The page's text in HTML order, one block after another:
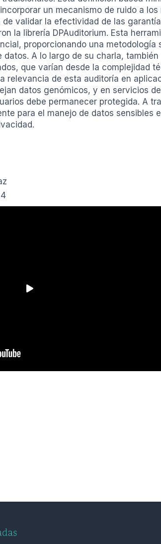
un mecanismo de ruido a
validar la efectividad de las
la librería DPAuditorium. Esta
proporcionando una
datos. A lo largo de su charla,
que varían desde la complejidad
relevancia de esta auditoría en
datos genómicos, y en servicios
debe permanecer protegida. A
para el manejo de datos sensibles